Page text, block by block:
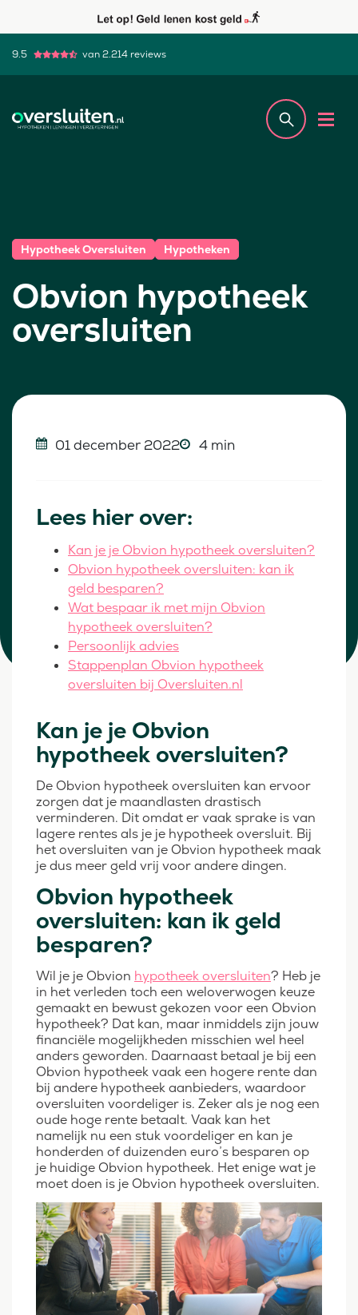
9.5 van 2.214 reviews
Hypotheek Oversluiten Hypotheken
Obvion hypotheek
oversluiten
01 december 2022 4 min
Lees hier over:
Kan je je Obvion hypotheek oversluiten?
Obvion hypotheek oversluiten: kan ik
geld besparen?
Wat bespaar ik met mijn Obvion
hypotheek oversluiten?
Persoonlijk advies
Stappenplan Obvion hypotheek
oversluiten bij Oversluiten.nl
Kan je je Obvion
hypotheek oversluiten?
De Obvion hypotheek oversluiten kan ervoor
zorgen dat je maandlasten drastisch
verminderen. Dit omdat er vaak sprake is van
lagere rentes als je je hypotheek oversluit. Bij
het oversluiten van je Obvion hypotheek maak
je dus meer geld vrij voor andere dingen.
Obvion hypotheek
oversluiten: kan ik geld
besparen?
Wil je je Obvion hypotheek oversluiten? Heb je
in het verleden toch een weloverwogen keuze
gemaakt en bewust gekozen voor een Obvion
hypotheek? Dat kan, maar inmiddels zijn jouw
financiële mogelijkheden misschien wel heel
anders geworden. Daarnaast betaal je bij een
Obvion hypotheek vaak een hogere rente dan
bij andere hypotheek aanbieders, waardoor
oversluiten voordeliger is. Zeker als je nog een
oude hoge rente betaalt. Vaak kan het
namelijk nu een stuk voordeliger en kan je
honderden of duizenden euro’s besparen op
je huidige Obvion hypotheek. Het enige wat je
moet doen is je Obvion hypotheek oversluiten.